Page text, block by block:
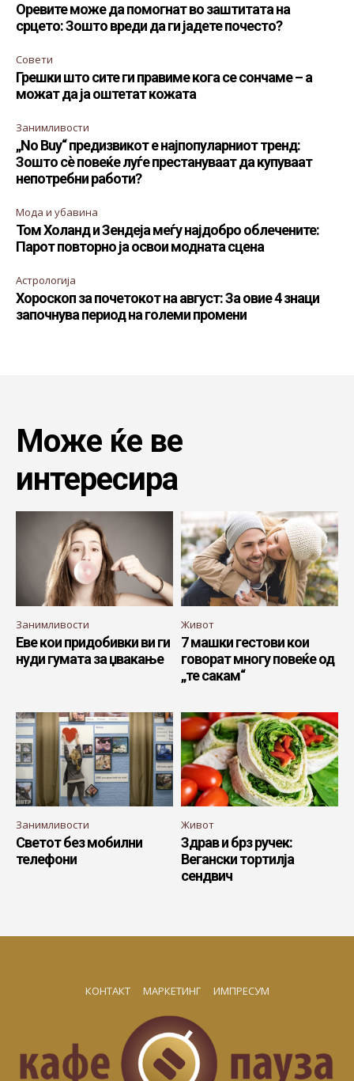
Оревите може да помогнат во заштитата на
срцето: Зошто вреди да ги јадете почесто?
Совети
Грешки што сите ги правиме кога се сончаме – а
можат да ја оштетат кожата
Занимливости
„No Buy“ предизвикот е најпопуларниот тренд:
Зошто сè повеќе луѓе престануваат да купуваат
непотребни работи?
Мода и убавина
Том Холанд и Зендеја меѓу најдобро облечените:
Парот повторно ја освои модната сцена
Астрологија
Хороскоп за почетокот на август: За овие 4 знаци
започнува период на големи промени
Може ќе ве
интересира
Занимливости
Еве кои придобивки ви ги
нуди гумата за џвакање
Живот
7 машки гестови кои
говорат многу повеќе од
„те сакам“
Занимливости
Светот без мобилни
телефони
Живот
Здрав и брз ручек:
Вегански тортилја
сендвич
КОНТАКТ МАРКЕТИНГ ИМПРЕСУМ